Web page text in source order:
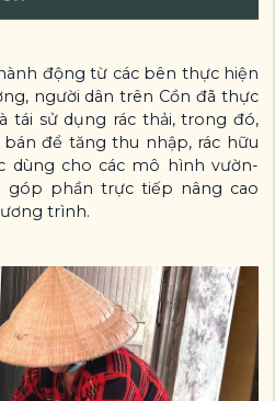
động từ các bên thực hiện
người dân trên Cồn đã thực
tái sử dụng rác thải, trong đó,
để tăng thu nhập, rác hữu
dùng cho các mô hình vườn-
góp phần trực tiếp nâng cao
trình.